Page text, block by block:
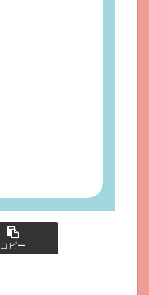
コピー